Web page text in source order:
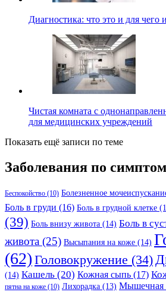
Диагностика: что это и для чего
Чистая комната с
для медицинских учреждений
Показать ещё записи по теме
Заболевания по
Беспокойство (10) Болезненное
Боль в груди (16) Боль в грудной клетке
(39) Боль внизу живота (14) Боль в
живота (25) Высыпания на коже (14)
(62) Головокружение (34)
(14) Кашель (20) Кожная сыпь (17)
пятна на коже (10) Лихорадка (13) Мышечная